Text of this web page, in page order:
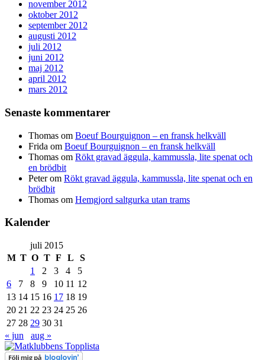
november 2012
oktober 2012
september 2012
augusti 2012
juli 2012
juni 2012
maj 2012
april 2012
mars 2012
Senaste kommentarer
Thomas om Boeuf Bourguignon – en fransk helkväll
Frida om Boeuf Bourguignon – en fransk helkväll
Thomas om Rökt gravad äggula, kammussla, lite spenat och
en brödbit
Peterom Rökt gravad äggula, kammussla, lite spenat och en
brödbit
Thomas om Hemgjord saltgurka utan trams
Kalender
juli 2015
M T O T F L
S
1
2 3 4
5
6
7 8 9 10 11 12
13 14 15 16 17 18 19
20 21 22 23 24 25 26
27 28 29 30 31
« jun
aug »